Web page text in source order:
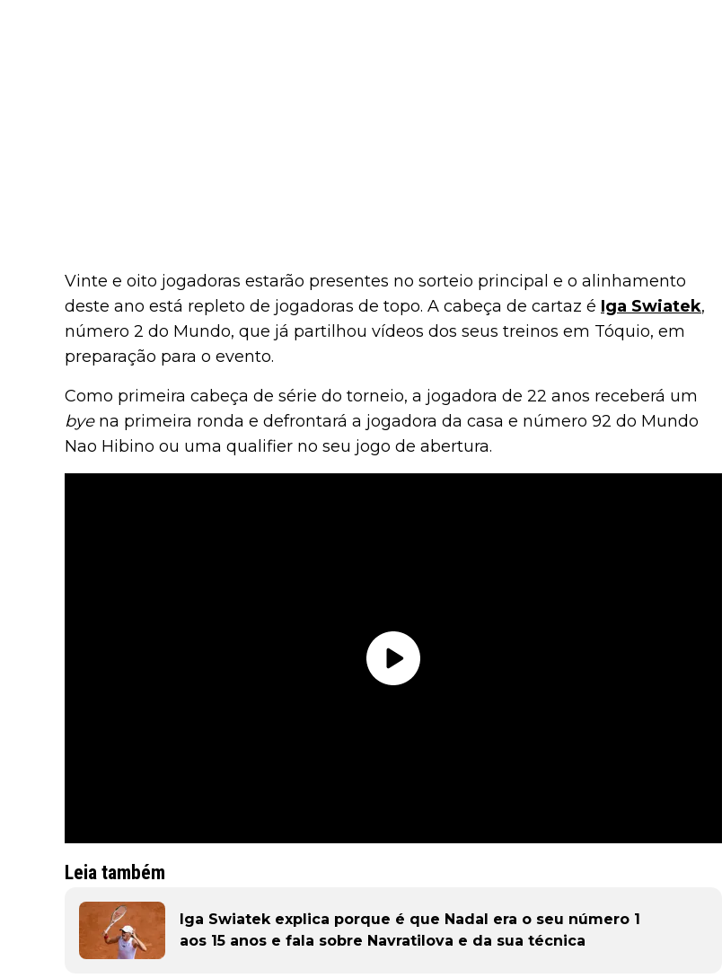
Vinte e oito jogadoras estarão presentes no sorteio principal e o alinhamento
deste ano está repleto de jogadoras de topo. A cabeça de cartaz é Iga Swiatek,
número 2 do Mundo, que já partilhou vídeos dos seus treinos em Tóquio, em
preparação para o evento.
Como primeira cabeça de série do torneio, a jogadora de 22 anos receberá um
byena primeira ronda e defrontará a jogadora da casa e número 92 do Mundo
Nao Hibino ou uma qualifier no seu jogo de abertura.
Leia também
Iga Swiatek explica porque é que Nadal era o seu número 1
aos 15 anos e fala sobre Navratilova e da sua técnica